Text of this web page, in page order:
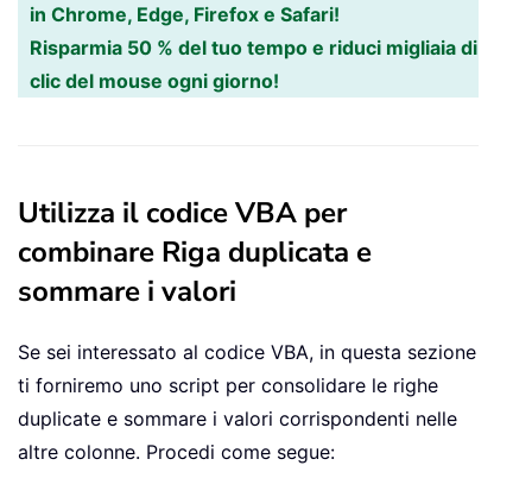
in Chrome, Edge, Firefox e Safari!
Risparmia 50 % del tuo tempo e riduci migliaia di
clic del mouse ogni giorno!
Utilizza il codice VBA per
combinare Riga duplicata e
sommare i valori
Se sei interessato al codice VBA, in questa sezione
ti forniremo uno script per consolidare le righe
duplicate e sommare i valori corrispondenti nelle
altre colonne. Procedi come segue: